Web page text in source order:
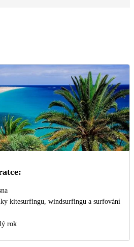
kitesurfingu, windsurfingu a surfování
rok